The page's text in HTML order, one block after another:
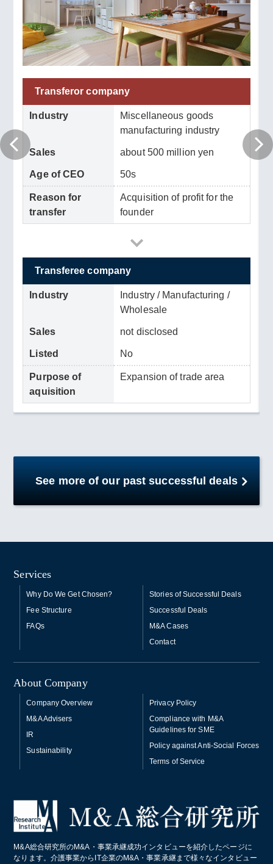
Transferor company
Industry
Miscellaneous goods
manufacturing industry
Sales about 500 million yen
Age of CEO 50s
Reason for
transfer
Acquisition of profit for the
founder
Transferee company
Industry
Industry / Manufacturing /
Wholesale
Sales not disclosed
Listed No
Purpose of
aquisition
Expansion of trade area
See more of our past successful deals
Services
Why Do We Get Chosen?
Fee Structure
FAQs
Stories of Successful Deals
Successful Deals
M&A Cases
Contact
About Company
Company Overview
M&A Advisers
IR
Sustainability
Privacy Policy
Compliance with M&A
Guidelines for SME
Policy against Anti-Social Forces
Terms of Service
M&A総合研究所のM&A・事業承継成功インタビューを紹介したページに
なります。介護事業からIT企業のM&A・事業承継まで様々なインタビュー